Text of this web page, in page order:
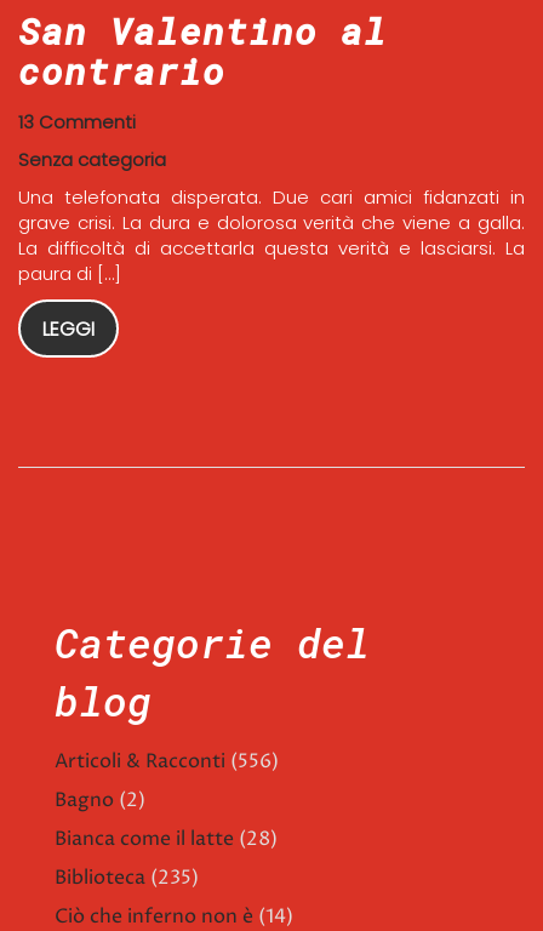
San Valentino al
contrario
13 Commenti
Senza categoria
Una telefonata disperata. Due cari amici fidanzati in
grave crisi. La dura e dolorosa verità che viene a galla.
La difficoltà di accettarla questa verità e lasciarsi. La
paura di […]
LEGGI
Categorie del
blog
Articoli & Racconti (556)
Bagno (2)
Bianca come il latte (28)
Biblioteca (235)
Ciò che inferno non è (14)